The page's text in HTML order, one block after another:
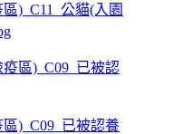
)_C11_公貓(入園
)_C09_已被認養